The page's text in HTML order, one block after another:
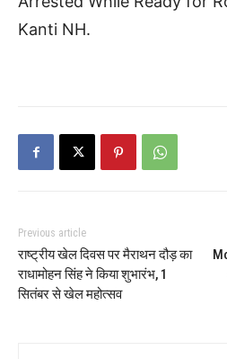
Kanti NH.
Previous article
राष्ट्रीय खेल दिवस पर मैराथन दौड़ का
राधामोहन सिंह ने किया शुभारंभ, 1
सितंबर से खेल महोत्सव